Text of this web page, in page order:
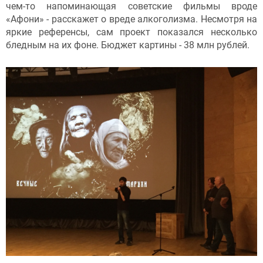
чем-то напоминающая советские фильмы вроде
«Афони» - расскажет о вреде алкоголизма. Несмотря на
яркие референсы, сам проект показался несколько
бледным на их фоне. Бюджет картины - 38 млн рублей.